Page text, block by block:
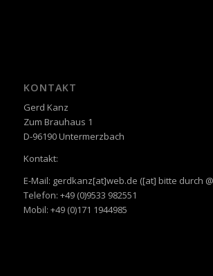
KONTAKT
Gerd Kanz
Zum Brauhaus 1
D-96190 Untermerzbach
Kontakt:
E-Mail: gerdkanz[at]web.de ([at] bitte durch
Telefon: +49 (0)9533 982551
Mobil: +49 (0)171 1944985